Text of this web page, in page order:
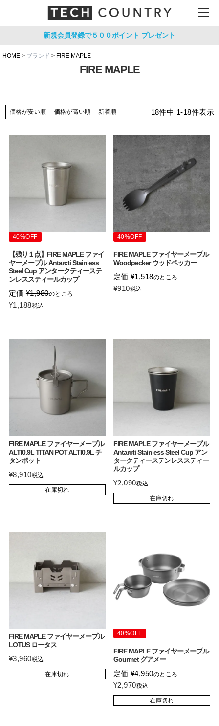
新規会員登録で５００ポイント プレゼント
HOME ブランド FIRE MAPLE
FIRE MAPLE
価格が安い順 価格が高い順 新着順 18件中 1-18件表示
40%OFF
【残り１点】FIRE MAPLE ファイ
ヤーメープル Antarcti Stainless
Steel Cup アンタークティーステ
ンレススティールカップ
定価 ¥1,980のところ
¥1,188税込
40%OFF
FIRE MAPLE ファイヤーメープル
Woodpecker ウッドペッカー
定価 ¥1,518のところ
¥910税込
FIRE MAPLE ファイヤーメープル
ALTI0.9L TITAN POT ALTI0.9L チ
タンポット
¥8,910税込
在庫切れ
FIRE MAPLE ファイヤーメープル
Antarcti Stainless Steel Cup アン
タークティーステンレススティー
ルカップ
¥2,090税込
在庫切れ
FIRE MAPLE ファイヤーメープル
LOTUS ロータス
¥3,960税込
在庫切れ
40%OFF
FIRE MAPLE ファイヤーメープル
Gourmet グアメー
定価 ¥4,950のところ
¥2,970税込
在庫切れ